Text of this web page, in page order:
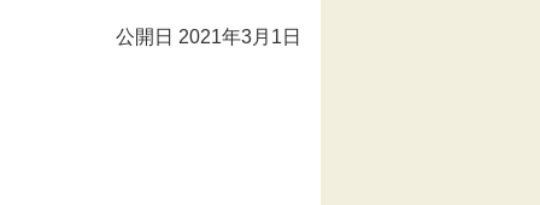
公開日 2021年3月1日